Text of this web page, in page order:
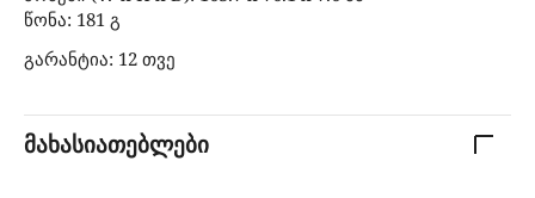
წონა: 181 გ
გარანტია: 12 თვე
მახასიათებლები